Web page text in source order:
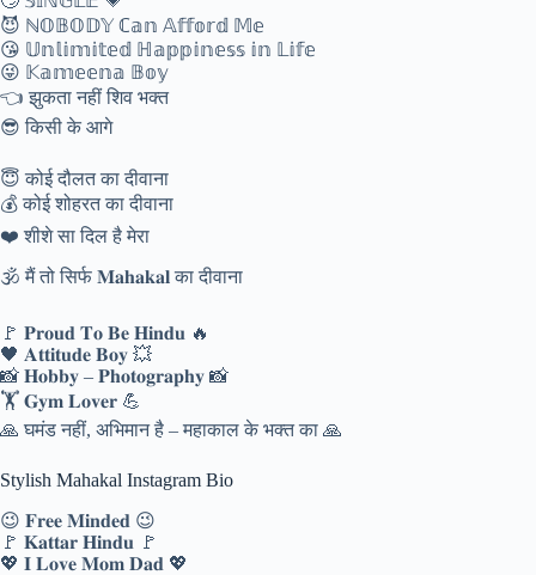
😈 ℕ𝕆𝔹𝕆𝔻𝕐 ℂ𝕒𝕟 𝔸𝕗𝕗𝕠𝕣𝕕 𝕄𝕖
😘 𝕌𝕟𝕝𝕚𝕞𝕚𝕥𝕖𝕕 ℍ𝕒𝕡𝕡𝕚𝕟𝕖𝕤𝕤 𝕚𝕟 𝕃𝕚𝕗𝕖
😜 𝕂𝕒𝕞𝕖𝕖𝕟𝕒 𝔹𝕠𝕪
👈 झुकता नहीं शिव भक्त
😎 किसी के आगे
😇 कोई दौलत का दीवाना
💰 कोई शोहरत का दीवाना
❤️ शीशे सा दिल है मेरा
🕉️ मैं तो सिर्फ 𝐌𝐚𝐡𝐚𝐤𝐚𝐥 का दीवाना
🚩 𝐏𝐫𝐨𝐮𝐝 𝐓𝐨 𝐁𝐞 𝐇𝐢𝐧𝐝𝐮 🔥
🖤 𝐀𝐭𝐭𝐢𝐭𝐮𝐝𝐞 𝐁𝐨𝐲 💥
📸 𝐇𝐨𝐛𝐛𝐲 – 𝐏𝐡𝐨𝐭𝐨𝐠𝐫𝐚𝐩𝐡𝐲 📸
🏋️ 𝐆𝐲𝐦 𝐋𝐨𝐯𝐞𝐫 💪
🙏 घमंड नहीं, अभिमान है – महाकाल के भक्त का 🙏
Stylish Mahakal Instagram Bio
😉 𝐅𝐫𝐞𝐞 𝐌𝐢𝐧𝐝𝐞𝐝 😉
🚩 𝐊𝐚𝐭𝐭𝐚𝐫 𝐇𝐢𝐧𝐝𝐮 🚩
💖 𝐈 𝐋𝐨𝐯𝐞 𝐌𝐨𝐦 𝐃𝐚𝐝 💖